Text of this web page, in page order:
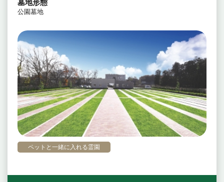
ペットと一緒に入れる霊園
墓地形態
公園墓地